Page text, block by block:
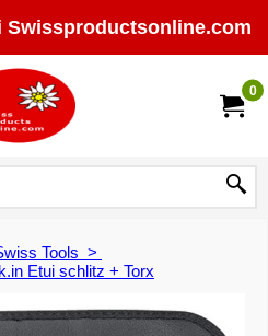
Swissproductsonline.com
0
Tools >
Etui schlitz + Torx